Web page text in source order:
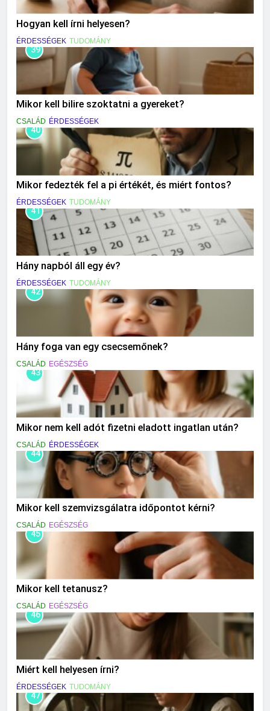
Hogyan kell írni helyesen?
ÉRDESSÉGEK TUDOMÁNY
39
Mikor kell bilire szoktatni a gyereket?
CSALÁD ÉRDESSÉGEK
40
Mikor fedezték fel a pi értékét, és miért fontos?
ÉRDESSÉGEK TUDOMÁNY
41
Hány napból áll egy év?
ÉRDESSÉGEK TUDOMÁNY
42
Hány foga van egy csecsemőnek?
CSALÁD EGÉSZSÉG
43
Mikor nem kell adót fizetni eladott ingatlan után?
CSALÁD ÉRDESSÉGEK
44
Mikor kell szemvizsgálatra időpontot kérni?
CSALÁD EGÉSZSÉG
45
Mikor kell tetanusz?
CSALÁD EGÉSZSÉG
46
Miért kell helyesen írni?
ÉRDESSÉGEK TUDOMÁNY
47